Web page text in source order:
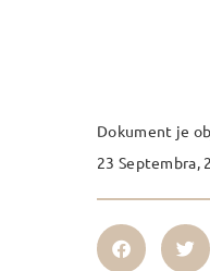
Dokument je
23 Septembra,